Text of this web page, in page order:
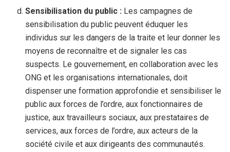
Sensibilisation du public : Les campagnes de
sensibilisation du public peuvent éduquer les
individus sur les dangers de la traite et leur donner les
moyens de reconnaître et de signaler les cas
suspects. Le gouvernement, en collaboration avec les
ONG et les organisations internationales, doit
dispenser une formation approfondie et sensibiliser le
public aux forces de l’ordre, aux fonctionnaires de
justice, aux travailleurs sociaux, aux prestataires de
services, aux forces de l’ordre, aux acteurs de la
société civile et aux dirigeants des communautés.